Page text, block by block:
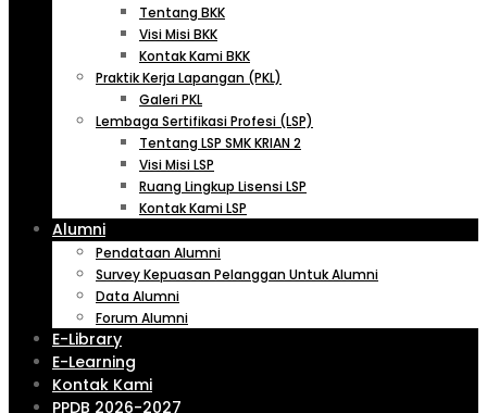
Tentang BKK
Visi Misi BKK
Kontak Kami BKK
Praktik Kerja Lapangan (PKL)
Galeri PKL
Lembaga Sertifikasi Profesi (LSP)
Tentang LSP SMK KRIAN 2
Visi Misi LSP
Ruang Lingkup Lisensi LSP
Kontak Kami LSP
Alumni
Pendataan Alumni
Survey Kepuasan Pelanggan Untuk Alumni
Data Alumni
Forum Alumni
E-Library
E-Learning
Kontak Kami
PPDB 2026-2027